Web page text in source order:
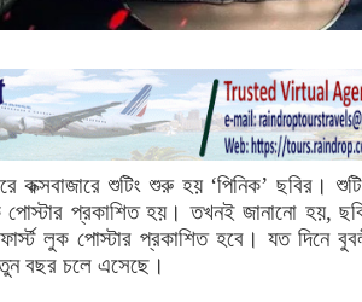
কক্সবাজারে শুটিং শুরু হয় ‘পিনিক’ ছবির।
প্রকাশিত হয়। তখনই জানানো হয়,
লুক পোস্টার প্রকাশিত হবে। যত দিনে
বছর চলে এসেছে।